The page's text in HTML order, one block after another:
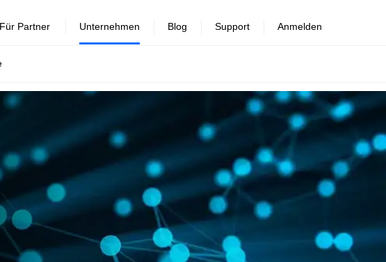
Für Partner Unternehmen Blog Support Anmelden